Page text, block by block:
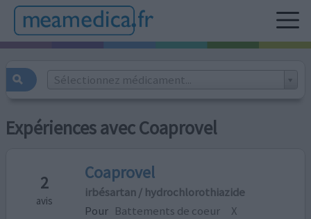
Sélectionnez médicament...
Expériences avec Coaprovel
2
avis
Coaprovel
irbésartan / hydrochlorothiazide
Pour Battements de coeur X